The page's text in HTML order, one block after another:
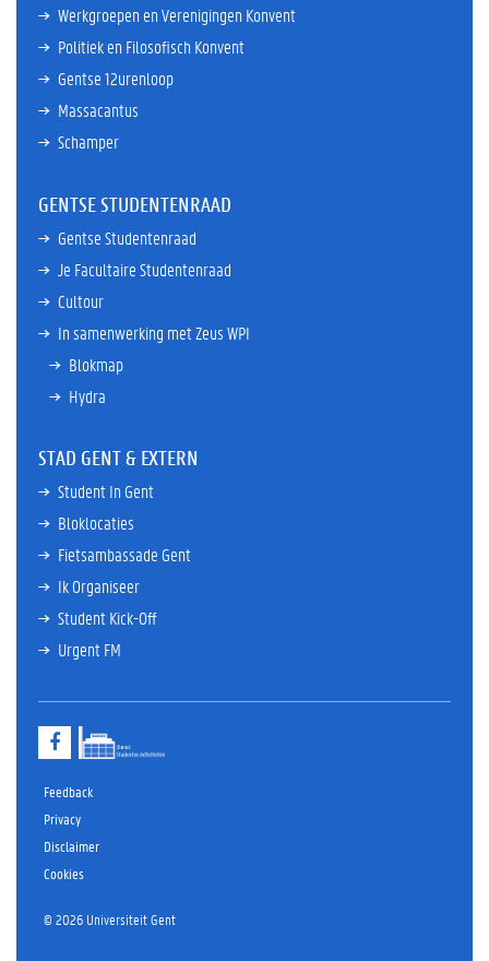
Werkgroepen en Verenigingen Konvent
Politiek en Filosofisch Konvent
Gentse 12urenloop
Massacantus
Schamper
GENTSE STUDENTENRAAD
Gentse Studentenraad
Je Facultaire Studentenraad
Cultour
In samenwerking met Zeus WPI
Blokmap
Hydra
STAD GENT & EXTERN
Student In Gent
Bloklocaties
Fietsambassade Gent
Ik Organiseer
Student Kick-Off
Urgent FM
e
o
o
Feedback
Privacy
Disclaimer
Cookies
© 2026 Universiteit Gent